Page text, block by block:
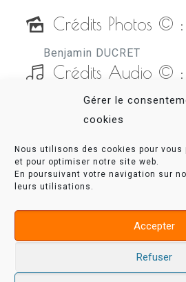
Gérer le
cookies
Nous utilisons des cookies pour vous
et pour optimiser notre site web.
En poursuivant votre navigation sur
leurs utilisations.
Accepter
Refuser
Crédits Photos © :
Benjamin DUCRET
Crédits Audio © :
Jean-Marc (Edmond)
Valro – Mon Valromey © –
droits réservés – 2014 -
légales—Plan du site